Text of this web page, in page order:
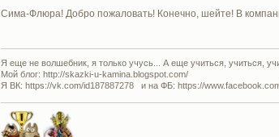
Сима-Флюра! Добро пожаловать! Конечно, шейте! В
Я еще не волшебник, я только учусь... А еще учиться, учиться,
Мой блог: http://skazki-u-kamina.blogspot.com/
Я ВК: https://vk.com/id187887278 и на ФБ: https://